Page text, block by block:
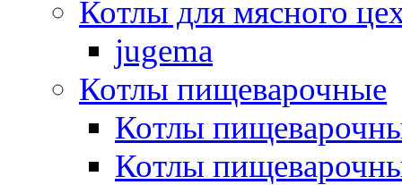
Котлы для мясного
jugema
Котлы пищеварочные
Котлы
Котлы